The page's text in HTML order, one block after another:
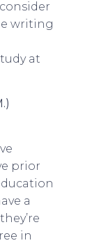
writing
at
prior
a
in